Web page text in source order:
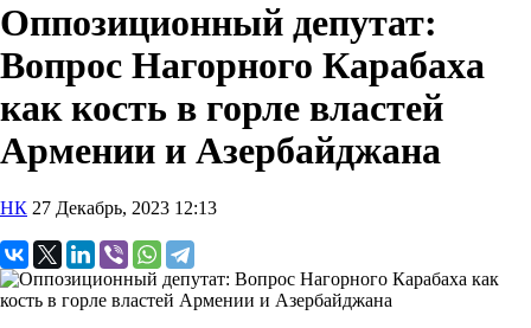
Оппозиционный депутат:
Вопрос Нагорного Карабаха
как кость в горле властей
Армении и Азербайджана
НК 27 Декабрь, 2023 12:13